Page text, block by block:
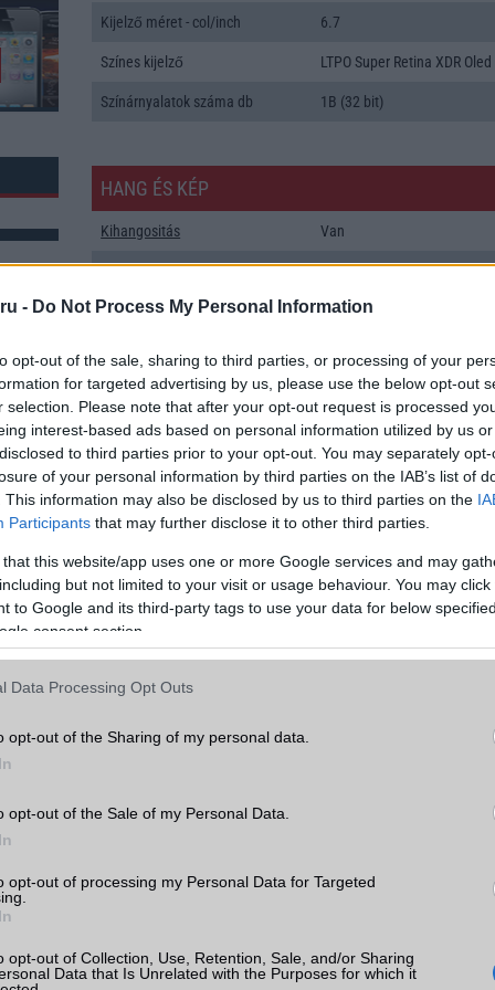
- Do Not Process My Personal Information
opt-out of the sale, sharing to third parties, or processing of your
for targeted advertising by us, please use the below opt-out
selection. Please note that after your opt-out request is processed
interest-based ads based on personal information utilized by us
to third parties prior to your opt-out. You may separately
of your personal information by third parties on the IAB’s list of
This information may also be disclosed by us to third parties on the
Participants that may further disclose it to other third parties.
that this website/app uses one or more Google services and may
but not limited to your visit or usage behaviour. You may
to Google and its third-party tags to use your data for below
consent section.
Data Processing Opt Outs
opt-out of the Sharing of my personal data.
opt-out of the Sale of my Personal Data.
opt-out of processing my Personal Data for Targeted
opt-out of Collection, Use, Retention, Sale, and/or Sharing
Data that Is Unrelated with the Purposes for which it
115
15
Kijelző méret - col/inch 6.7
Színes kijelző LTPO Super Retina XDR Oled
Színárnyalatok száma db 1B (32 bit)
HANG ÉS KÉP
Kihangositás Van
Hangvezérlés
Siri natural language
and dictation
Csengőhang letöltés univerzális letöltés kezelõ
Polifonia MIDI
Zenelejátszás (Music Player) Zene lejátszó
Rádió Nincs
Kamera 3x
Max. kamera felbontás (több
kamera esetén)
48 Mpixel
MEMÓRIA ÉS TÁRHELY
Telefonkönyv db
Min. háttértár
EDGE Van